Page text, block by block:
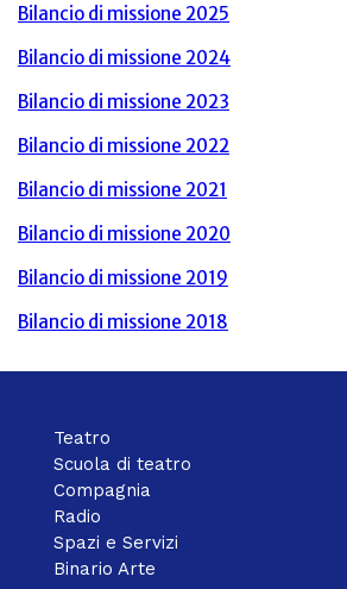
Bilancio di missione 2025
Bilancio di missione 2024
Bilancio di missione 2023
Bilancio di missione 2022
Bilancio di missione 2021
Bilancio di missione 2020
Bilancio di missione 2019
Bilancio di missione 2018
Teatro
Scuola di teatro
Compagnia
Radio
Spazi e Servizi
Binario Arte